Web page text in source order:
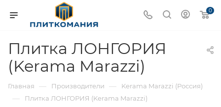
0
Плитка ЛОНГОРИЯ
(Kerama Marazzi)
Главная — Производители — Kerama Marazzi (Россия)
— Плитка ЛОНГОРИЯ (Kerama Marazzi)